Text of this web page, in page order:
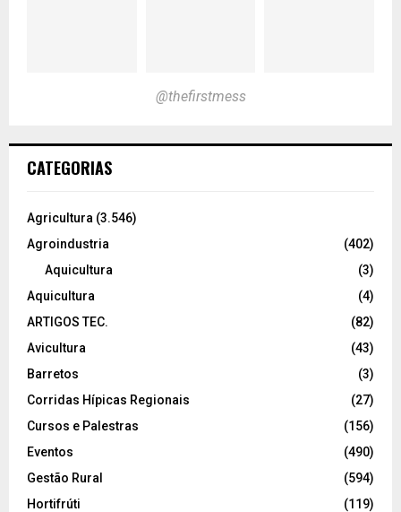
@thefirstmess
CATEGORIAS
Agricultura (3.546)
Agroindustria
(402)
Aquicultura
(3)
Aquicultura
(4)
ARTIGOS TEC.
(82)
Avicultura
(43)
Barretos
(3)
Corridas Hípicas Regionais
(27)
Cursos e Palestras
(156)
Eventos
(490)
Gestão Rural
(594)
Hortifrúti
(119)